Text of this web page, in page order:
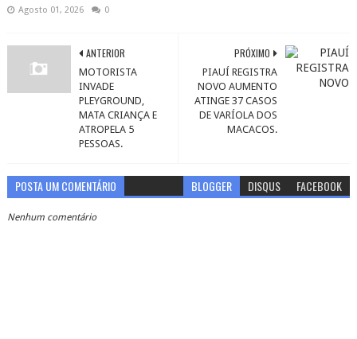
Agosto 01, 2026 0
PRÓXIMO
PIAUÍ REGISTRA
NOVO AUMENTO
ATINGE 37 CASOS
DE VARÍOLA DOS
MACACOS.
ANTERIOR
MOTORISTA
INVADE
PLEYGROUND,
MATA CRIANÇA E
ATROPELA 5
PESSOAS.
POSTA UM COMENTÁRIO BLOGGER DISQUS FACEBOOK
Nenhum comentário